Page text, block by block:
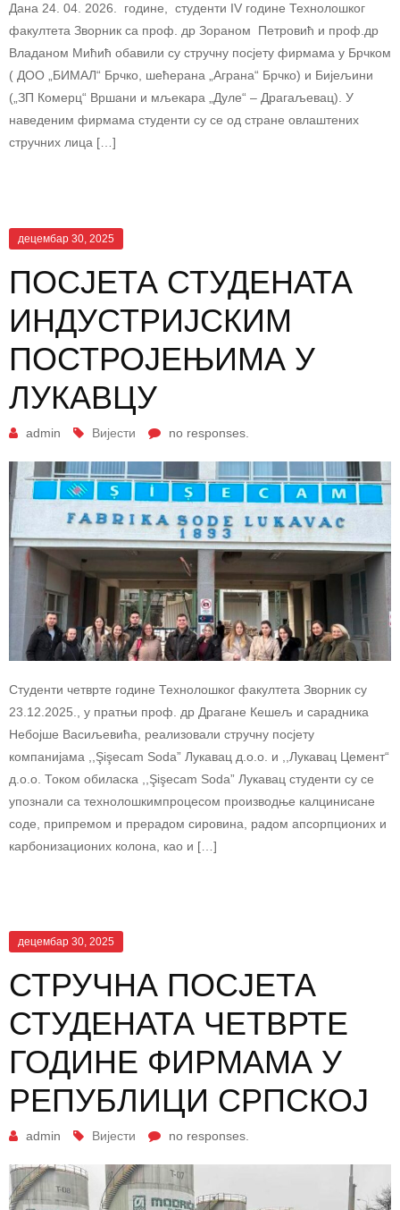
Дана 24. 04. 2026. године, студенти IV године Технолошког
факултета Зворник са проф. др Зораном Петровић и проф.др
Владаном Мићић обавили су стручну посјету фирмама у Брчком
( ДОО „БИМАЛ“ Брчко, шећерана „Аграна“ Брчко) и Бијељини
(„ЗП Комерц“ Вршани и мљекара „Дуле“ – Драгаљевац). У
наведеним фирмама студенти су се од стране овлаштених
стручних лица […]
децембар 30, 2025
ПОСЈЕТА СТУДЕНАТА
ИНДУСТРИЈСКИМ
ПОСТРОЈЕЊИМА У
ЛУКАВЦУ
admin Вијести no responses.
Студенти четврте године Технолошког факултета Зворник су
23.12.2025., у пратњи проф. др Драгане Кешељ и сарадника
Небојше Васиљевића, реализовали стручну посјету
компанијама ,,Şişecam Soda” Лукавац д.o.o. и ,,Лукавац Цемент“
д.о.о. Током обиласка ,,Şişecam Soda” Лукавац студенти су се
упознали са технолошкимпроцесом производње калцинисане
соде, припремом и прерадом сировина, радом апсорпционих и
карбонизационих колона, као и […]
децембар 30, 2025
СТРУЧНА ПОСЈЕТА
СТУДЕНАТА ЧЕТВРТЕ
ГОДИНЕ ФИРМАМА У
РЕПУБЛИЦИ СРПСКОЈ
admin Вијести no responses.